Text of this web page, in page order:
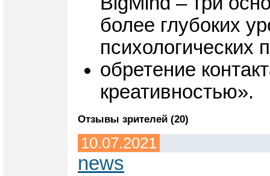
более глубоких
психологических
обретение
креативностью».
Отзывы зрителей (20)
10.07.2021
news